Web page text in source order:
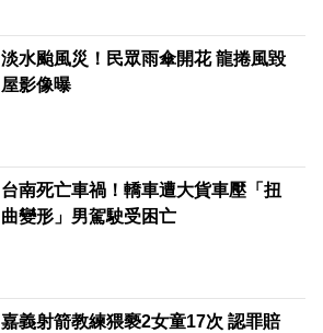
淡水颱風災！民眾雨傘開花 龍捲風毀
屋影像曝
台南死亡車禍！轎車遭大貨車壓「扭
曲變形」男駕駛受困亡
嘉義射箭教練猥褻2女童17次 認罪賠